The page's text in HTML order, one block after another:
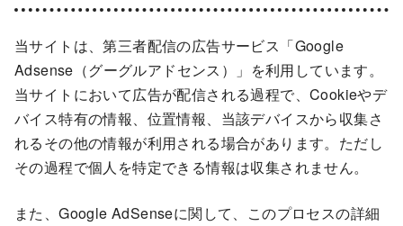
当サイトは、第三者配信の広告サービス「Google
Adsense（グーグルアドセンス）」を利用しています。
当サイトにおいて広告が配信される過程で、Cookieやデ
バイス特有の情報、位置情報、当該デバイスから収集さ
れるその他の情報が利用される場合があります。ただし
その過程で個人を特定できる情報は収集されません。
また、Google AdSenseに関して、このプロセスの詳細